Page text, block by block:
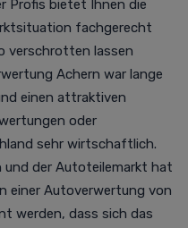
Profis bietet Ihnen die
fachgerecht
verschrotten lassen
Achern war lange
einen attraktiven
oder
sehr wirtschaftlich.
und der Autoteilemarkt hat
einer Autoverwertung von
werden, dass sich das